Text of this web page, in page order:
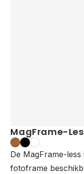
MagFrame-
De MagFrame-
fotoframe